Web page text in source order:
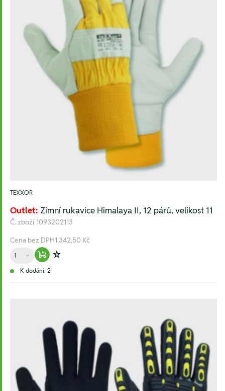
TEXXOR
Outlet: Zimní rukavice Himalaya II, 12 párů, velikost 11
Č. zboží 1093202113
Cena bez DPH1.342,50 Kč
Množství
Warenkorb hinzufügen
Zur Wunschliste hinzufügen
K dodání: 2